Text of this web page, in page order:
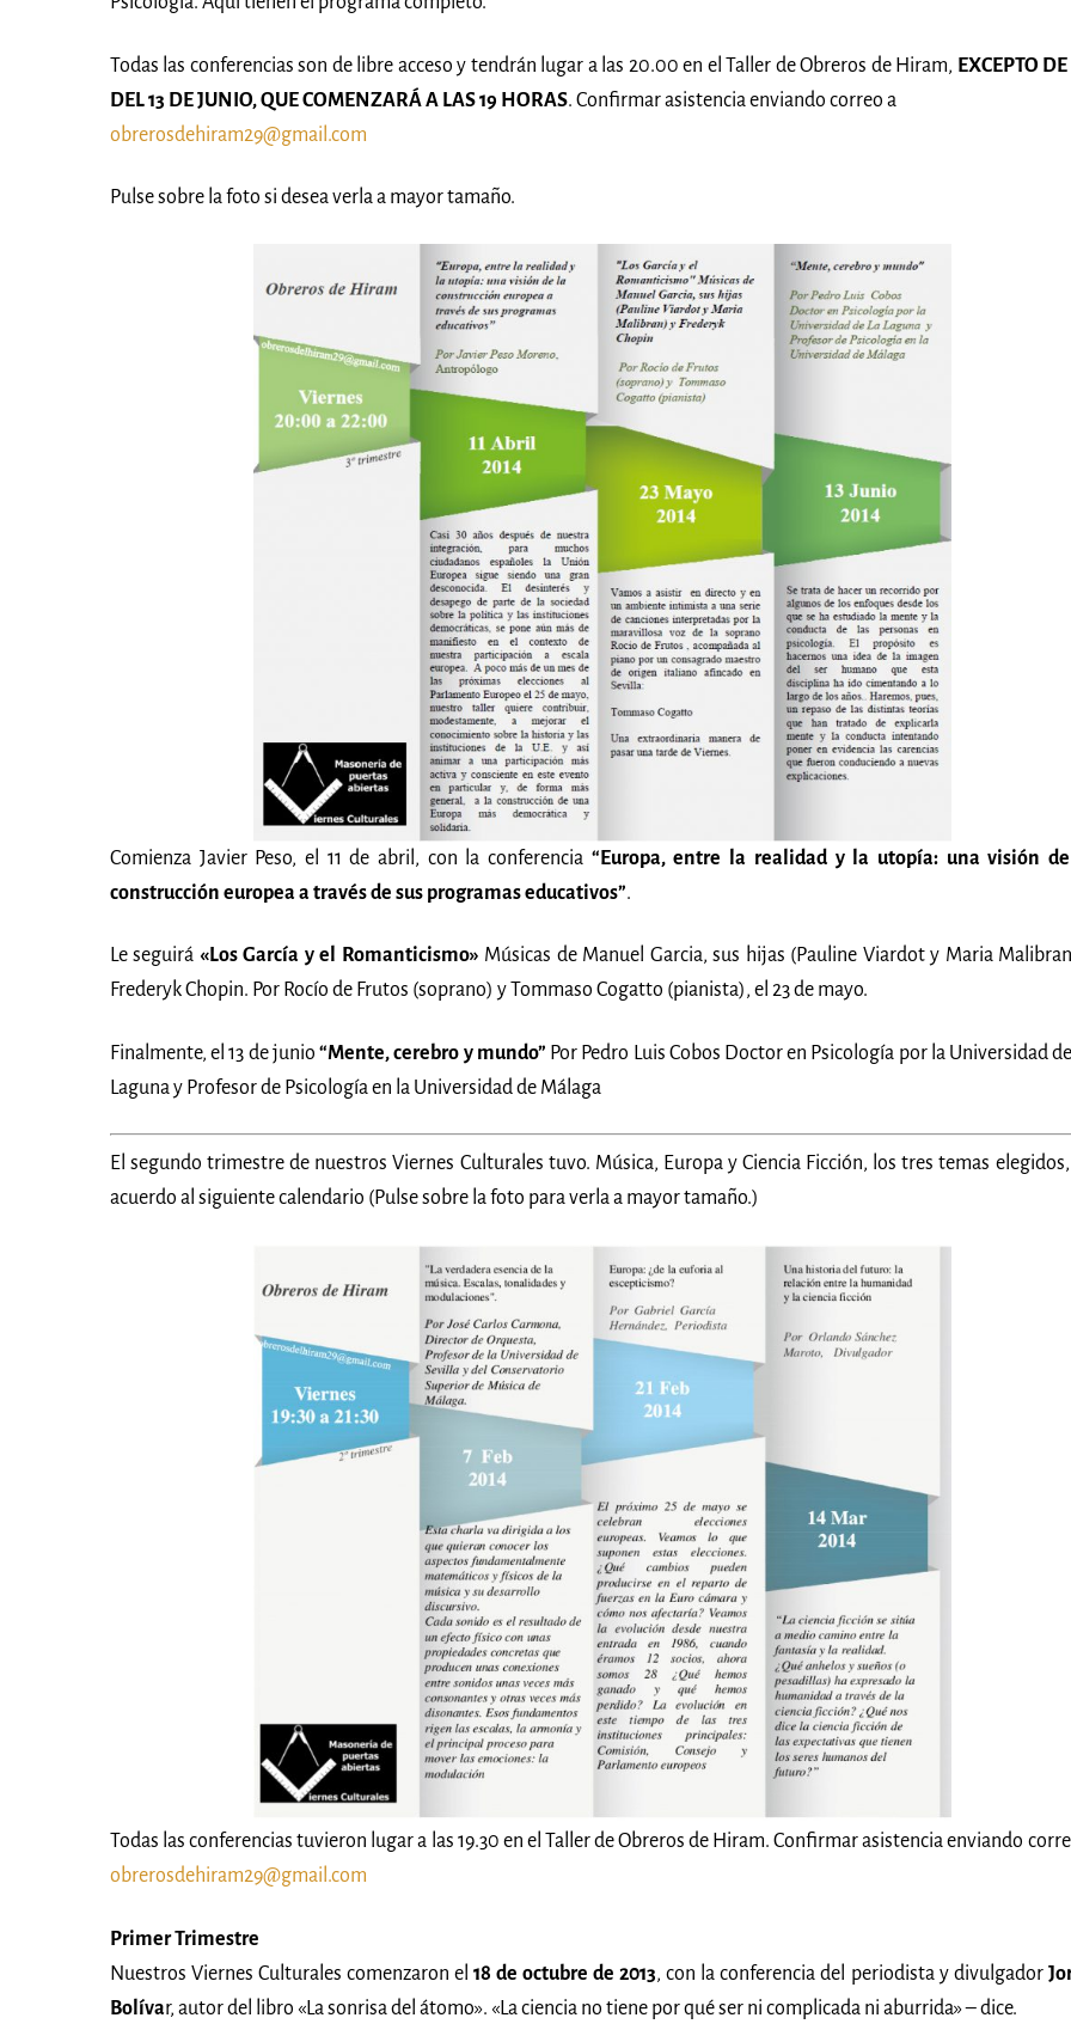
Todas las conferencias son de libre acceso y tendrán lugar a las 20.00 en el Taller de Obreros de Hiram, EXCEPTO
DEL 13 DE JUNIO, QUE COMENZARÁ A LAS 19 HORAS. Confirmar asistencia enviando correo a
obrerosdehiram29@gmail.com
Pulse sobre la foto si desea verla a mayor tamaño.
Comienza Javier Peso, el 11 de abril, con la conferencia “Europa, entre la realidad y la utopía: una visión
construcción europea a través de sus programas educativos”.
Le seguirá «Los García y el Romanticismo» Músicas de Manuel Garcia, sus hijas (Pauline Viardot y Maria
Frederyk Chopin. Por Rocío de Frutos (soprano) y Tommaso Cogatto (pianista), el 23 de mayo.
Finalmente, el 13 de junio“Mente, cerebro y mundo” Por Pedro Luis Cobos Doctor en Psicología por la Universidad
Laguna y Profesor de Psicología en la Universidad de Málaga
El segundo trimestre de nuestros Viernes Culturales tuvo. Música, Europa y Ciencia Ficción, los tres temas
acuerdo al siguiente calendario (Pulse sobre la foto para verla a mayor tamaño.)
Todas las conferencias tuvieron lugar a las 19.30 en el Taller de Obreros de Hiram. Confirmar asistencia enviando
obrerosdehiram29@gmail.com
Primer Trimestre
Nuestros Viernes Culturales comenzaron el18 de octubre de 2013, con la conferencia del periodista y divulgador
Bolívar, autor del libro «La sonrisa del átomo». «La ciencia no tiene por qué ser ni complicada ni aburrida» – dice.